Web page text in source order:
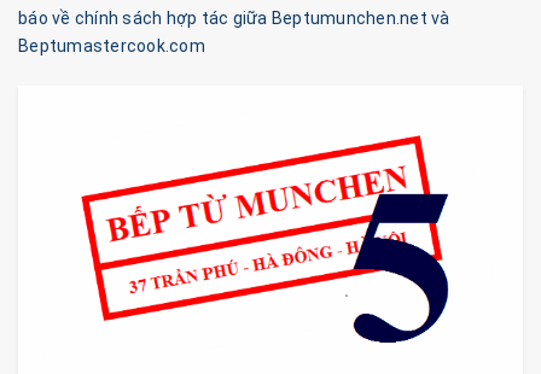
báo về chính sách hợp tác giữa Beptumunchen.net và
Beptumastercook.com